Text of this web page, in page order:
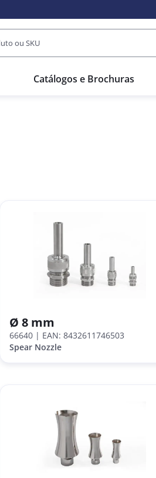
Catálogos e Brochuras
Ø 8 mm
66640 | EAN: 8432611746503
Spear Nozzle